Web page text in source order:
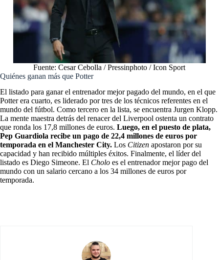
Fuente: Cesar Cebolla / Pressinphoto / Icon Sport
Quiénes ganan más que Potter
El listado para ganar el entrenador mejor pagado del mundo, en el que
Potter era cuarto, es liderado por tres de los técnicos referentes en el
mundo del fútbol. Como tercero en la lista, se encuentra Jurgen Klopp.
La mente maestra detrás del renacer del Liverpool ostenta un contrato
que ronda los 17,8 millones de euros. Luego, en el puesto de plata,
Pep Guardiola recibe un pago de 22,4 millones de euros por
temporada en el Manchester City. Los Citizen apostaron por su
capacidad y han recibido múltiples éxitos. Finalmente, el líder del
listado es Diego Simeone. El Cholo es el entrenador mejor pago del
mundo con un salario cercano a los 34 millones de euros por
temporada.